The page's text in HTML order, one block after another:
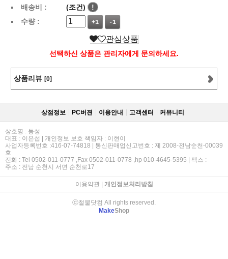
배송비 :
(조건)
!
수량 :
+1 -1
관심상품
선택하신 상품은 관리자에게 문의하세요.
상품리뷰 [0]
상점정보 PC버젼 이용안내 고객센터 커뮤니티
상호명 : 동성
대표 : 이은섭 | 개인정보 보호 책임자 : 이현이
사업자등록번호 :416-07-74818 | 통신판매업신고번호 : 제 2008-전남순천-00039
호
전화 : Tel 0502-011-0777 ,Fax 0502-011-0778 ,hp 010-4645-5395 | 팩스 :
주소 : 전남 순천시 서면 순천로17
이용약관| 개인정보처리방침
ⓒ철물닷컴 All rights reserved.
MakeShop